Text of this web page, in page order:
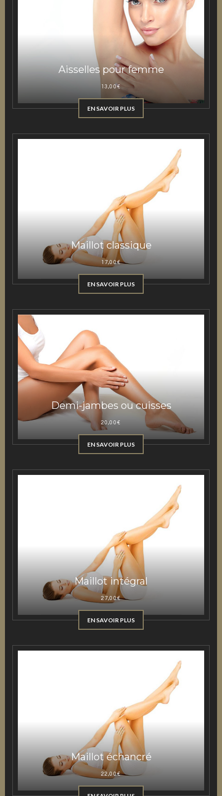
Aisselles pour femme
13,00€
EN SAVOIR PLUS
Maillot classique
17,00€
EN SAVOIR PLUS
Demi-jambes ou cuisses
20,00€
EN SAVOIR PLUS
Maillot intégral
27,00€
EN SAVOIR PLUS
Maillot échancré
22,00€